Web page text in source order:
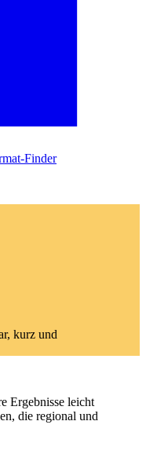
Finder
kurz und
Ergebnisse leicht
die regional und